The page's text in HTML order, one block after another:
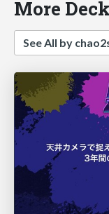
More
See All by